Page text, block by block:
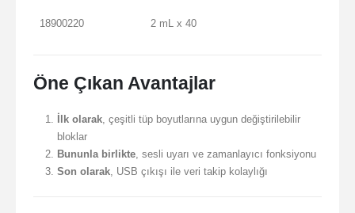
18900220 2 mL x 40
Öne Çıkan Avantajlar
İlk olarak, çeşitli tüp boyutlarına uygun değiştirilebilir
bloklar
Bununla birlikte, sesli uyarı ve zamanlayıcı fonksiyonu
Son olarak, USB çıkışı ile veri takip kolaylığı